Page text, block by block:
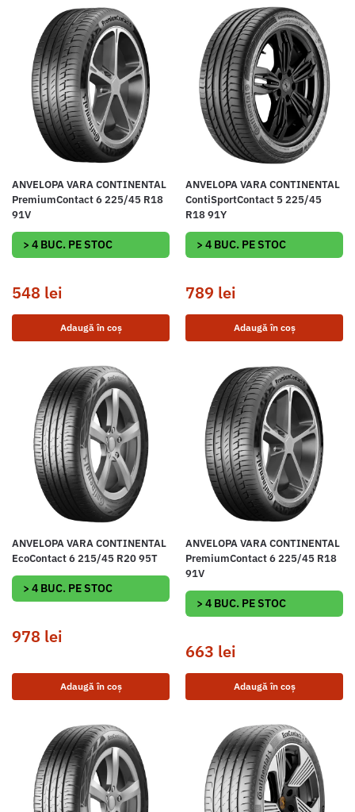
ANVELOPA VARA CONTINENTAL
PremiumContact 6 225/45 R18
91V
> 4 BUC. PE STOC
548 lei
Adaugă în coș
ANVELOPA VARA CONTINENTAL
ContiSportContact 5 225/45
R18 91Y
> 4 BUC. PE STOC
789 lei
Adaugă în coș
ANVELOPA VARA CONTINENTAL
EcoContact 6 215/45 R20 95T
> 4 BUC. PE STOC
978 lei
Adaugă în coș
ANVELOPA VARA CONTINENTAL
PremiumContact 6 225/45 R18
91V
> 4 BUC. PE STOC
663 lei
Adaugă în coș